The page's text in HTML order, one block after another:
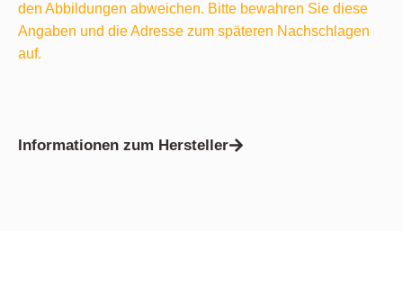
den Abbildungen abweichen. Bitte bewahren Sie diese
Angaben und die Adresse zum späteren Nachschlagen
auf.
Informationen zum Hersteller